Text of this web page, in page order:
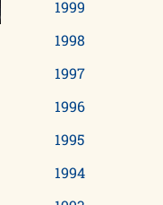
1999
1998
1997
1996
1995
1994